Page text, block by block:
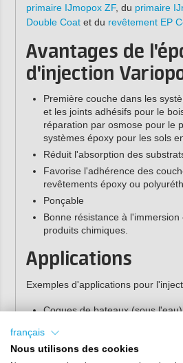
primaire IJmopox ZF, du primaire
Double Coatet du revêtement EP
Avantages de
d'injection
Première couche dans les
et les joints adhésifs pour le
réparation par osmose pour le
systèmes époxy pour les sols
Réduit l'absorption des
Favorise l'adhérence des
revêtements époxy ou
Ponçable
Bonne résistance à
produits chimiques.
Applications
Exemples d'applications pour
Coques de bateaux (sous l'eau)
Structures en bois
français
Nous utilisons des cookies